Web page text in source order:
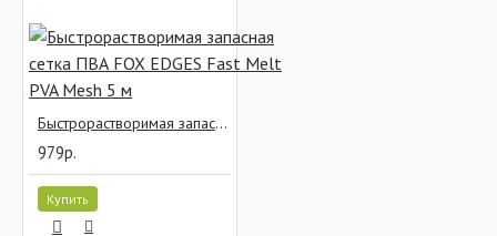
Быстрорастворимая запасная сетка ПВА FOX EDGES Fast Melt PVA Mesh 5 м
979р.
Купить